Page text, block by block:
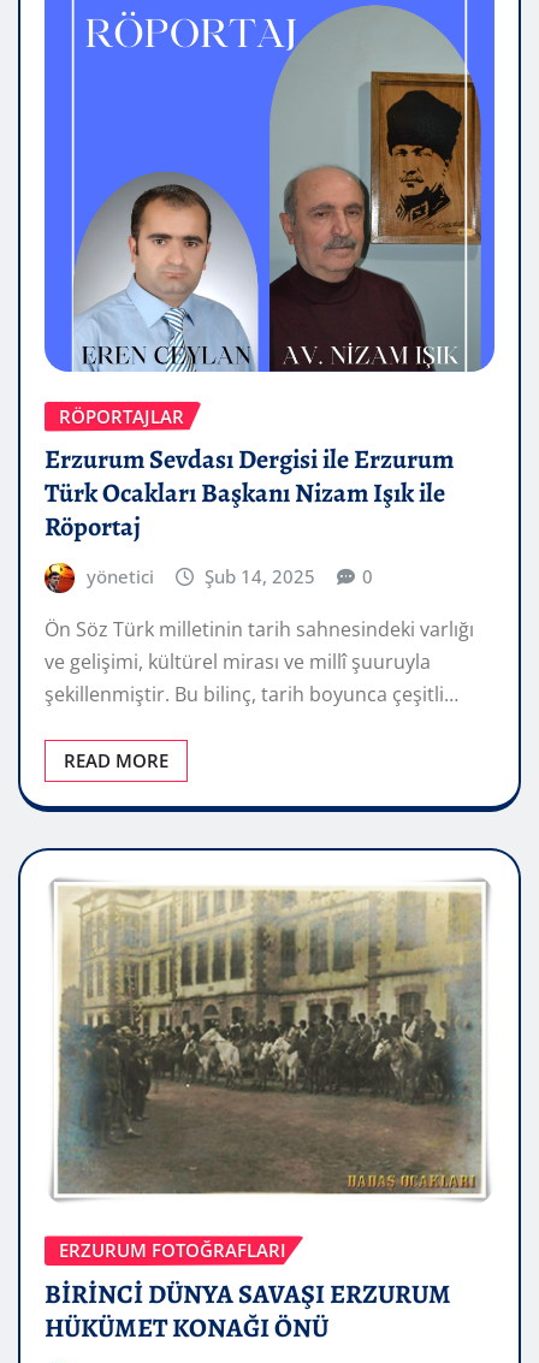
RÖPORTAJLAR
Erzurum Sevdası Dergisi ile Erzurum
Türk Ocakları Başkanı Nizam Işık ile
Röportaj
yönetici Şub 14, 2025 0
Ön Söz Türk milletinin tarih sahnesindeki varlığı
ve gelişimi, kültürel mirası ve millî şuuruyla
şekillenmiştir. Bu bilinç, tarih boyunca çeşitli…
READ MORE
ERZURUM FOTOĞRAFLARI
BİRİNCİ DÜNYA SAVAŞI ERZURUM
HÜKÜMET KONAĞI ÖNÜ